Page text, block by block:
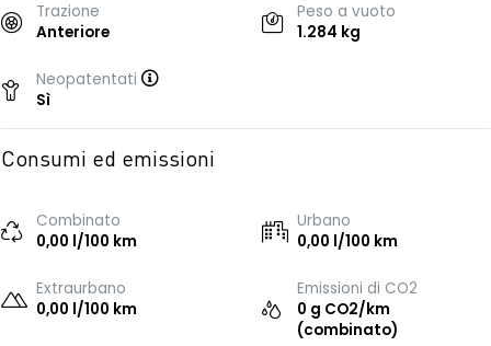
Trazione
Anteriore
Peso a vuoto
1.284 kg
Neopatentati
Sì
Consumi ed emissioni
Combinato
0,00 l/100 km
Urbano
0,00 l/100 km
Extraurbano
0,00 l/100 km
Emissioni di CO2
0 g CO2/km
(combinato)